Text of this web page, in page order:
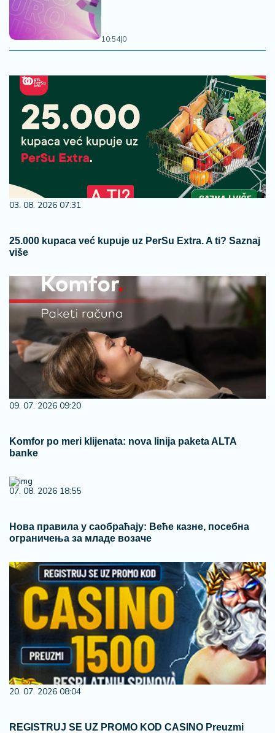
10:54|0
03. 08. 2026 07:31
25.000 kupaca već kupuje uz PerSu Extra. A ti? Saznaj
više
09. 07. 2026 09:20
Komfor po meri klijenata: nova linija paketa ALTA
banke
07. 08. 2026 18:55
Нова правила у саобраћају: Веће казне, посебна
ограничења за младе возаче
20. 07. 2026 08:04
REGISTRUJ SE UZ PROMO KOD CASINO Preuzmi